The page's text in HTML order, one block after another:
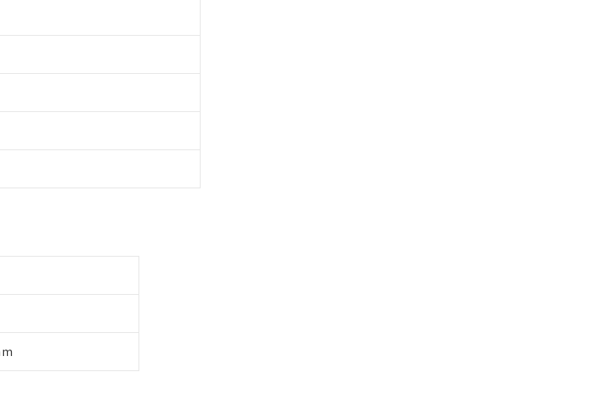
ておりました。
ていることから、特段のことがない限り、2022年1月12日よ